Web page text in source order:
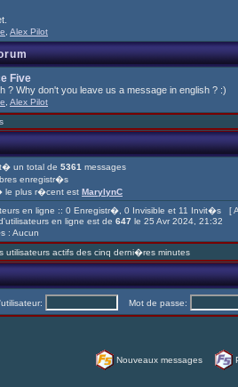
Alex Pilot
Five
? Why don't you leave us a message in english ? :)
Alex Pilot
un total de 5361 messages
enregistr�s
le plus r�cent est MarylynC
en ligne :: 0 Enregistr�, 0 Invisible et 11 Invit�s [
en ligne est de 647 le 25 Avr 2024, 21:32
: Aucun
actifs des cinq derni�res minutes
Mot de passe:
Nouveaux messages